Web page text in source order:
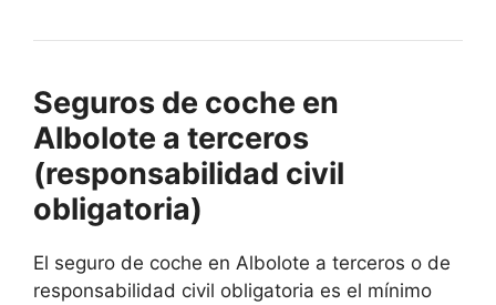
Seguros de coche en
Albolote a terceros
(responsabilidad civil
obligatoria)
El seguro de coche en Albolote a terceros o de
responsabilidad civil obligatoria es el mínimo